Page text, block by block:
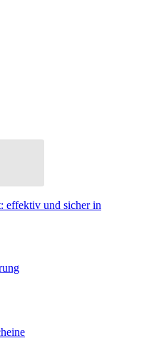
effektiv und sicher in